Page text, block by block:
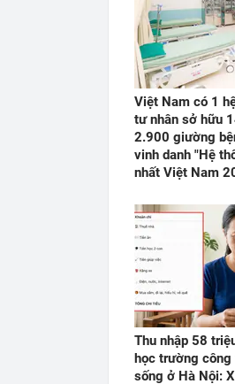
Việt Nam có 1
tư nhân sở hữu
2.900 giường
vinh danh "Hệ
nhất Việt Nam
Thu nhập 58
học trường công
sống ở Hà Nội: